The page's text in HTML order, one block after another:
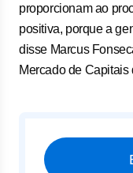
proporcionam ao
positiva, porque a
disse Marcus
Mercado de